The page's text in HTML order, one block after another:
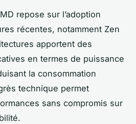
repose sur l’adoption
récentes, notamment Zen
apportent des
en termes de puissance
la consommation
technique permet
sans compromis sur